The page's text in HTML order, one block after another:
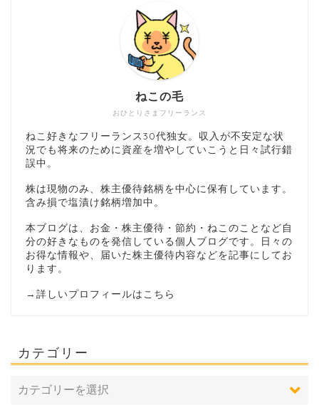
おひとりさまフリーランス
ねこの毛
ねこ好きなフリーランス30代独女。収入が不安定な状
況でも将来のために資産を増やしていこうと日々試行錯
誤中。
株は現物のみ、株主優待銘柄を中心に保有しています。
含み損で塩漬け銘柄増加中。
本ブログは、お金・株主優待・節約・ねこのことなど自
分の好きなものを発信している個人ブログです。日々の
お得な情報や、届いた株主優待内容などを記事にしてお
ります。
→ 詳しいプロフィールはこちら
カテゴリー